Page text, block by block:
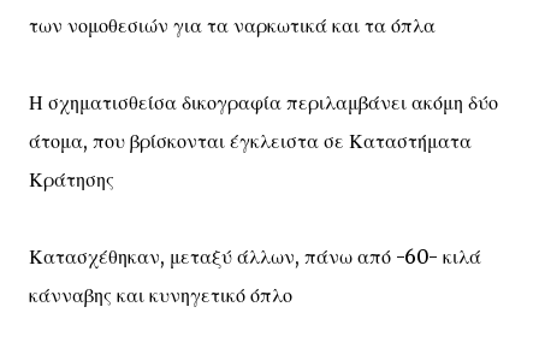
των νομοθεσιών για τα ναρκωτικά και τα όπλα
Η σχηματισθείσα δικογραφία περιλαμβάνει ακόμη δύο
άτομα, που βρίσκονται έγκλειστα σε Καταστήματα
Κράτησης
Κατασχέθηκαν, μεταξύ άλλων, πάνω από -60- κιλά
κάνναβης και κυνηγετικό όπλο